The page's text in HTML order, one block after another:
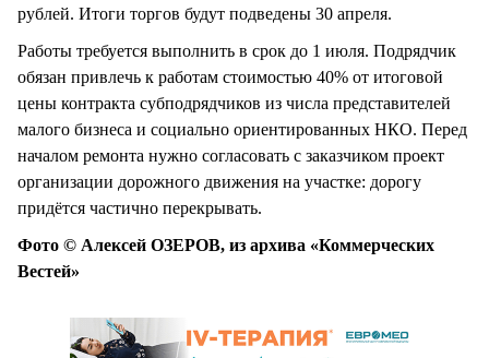
рублей. Итоги торгов будут подведены 30 апреля.
Работы требуется выполнить в срок до 1 июля. Подрядчик
обязан привлечь к работам стоимостью 40% от итоговой
цены контракта субподрядчиков из числа представителей
малого бизнеса и социально ориентированных НКО. Перед
началом ремонта нужно согласовать с заказчиком проект
организации дорожного движения на участке: дорогу
придётся частично перекрывать.
Фото © Алексей ОЗЕРОВ, из архива «Коммерческих
Вестей»